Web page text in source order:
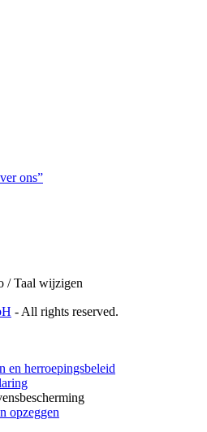
ons”
/ Taal wijzigen
- All rights reserved.
en herroepingsbeleid
opzeggen